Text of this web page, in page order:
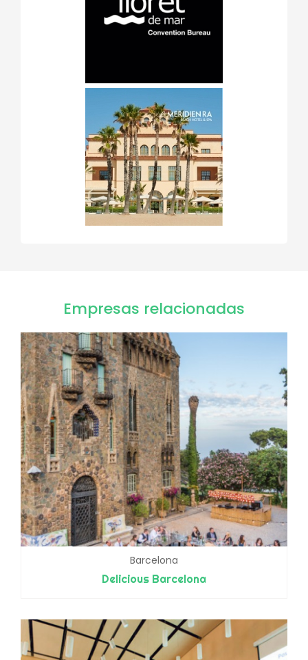
Empresas relacionadas
Barcelona
Delicious Barcelona